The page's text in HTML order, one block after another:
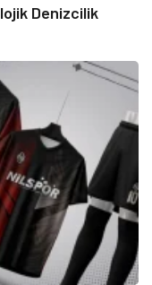
Denizcilik